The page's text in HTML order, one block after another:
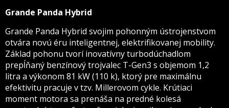
Grande Panda Hybrid
Grande Panda Hybrid svojim pohonným ústrojenstvom
otvára novú éru inteligentnej, elektrifikovanej mobility.
Základ pohonu tvorí inovatívny turbodúchadlom
prepĺňaný benzínový trojvalec T-Gen3 s objemom 1,2
litra a výkonom 81 kW (110 k), ktorý pre maximálnu
efektivitu pracuje v tzv. Millerovom cykle. Krútiaci
moment motora sa prenáša na predné kolesá